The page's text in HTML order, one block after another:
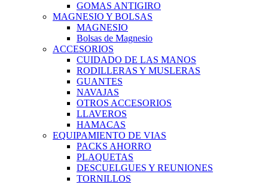
GOMAS ANTIGIRO
MAGNESIO Y BOLSAS
MAGNESIO
Bolsas de Magnesio
ACCESORIOS
CUIDADO DE LAS MANOS
RODILLERAS Y MUSLERAS
GUANTES
NAVAJAS
OTROS ACCESORIOS
LLAVEROS
HAMACAS
EQUIPAMIENTO DE VIAS
PACKS AHORRO
PLAQUETAS
DESCUELGUES Y REUNIONES
TORNILLOS